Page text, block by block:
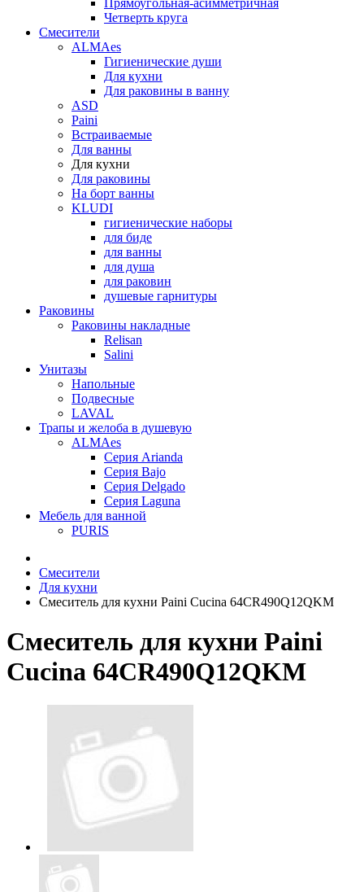
Прямоугольная-асимметричная
Четверть круга
Смесители
ALMAes
Гигиенические души
Для кухни
Для раковины в ванну
ASD
Paini
Встраиваемые
Для ванны
Для кухни
Для раковины
На борт ванны
KLUDI
гигиенические наборы
для биде
для ванны
для душа
для раковин
душевые гарнитуры
Раковины
Раковины накладные
Relisan
Salini
Унитазы
Напольные
Подвесные
LAVAL
Трапы и желоба в душевую
ALMAes
Серия Arianda
Серия Bajo
Серия Delgado
Серия Laguna
Мебель для ванной
PURIS
Смесители
Для кухни
Смеситель для кухни Paini Cucina 64CR490Q12QKM
Смеситель для кухни Paini
Cucina 64CR490Q12QKM